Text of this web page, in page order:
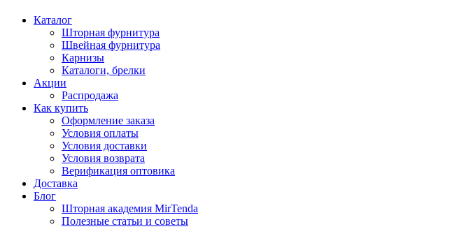
Каталог
Шторная фурнитура
Швейная фурнитура
Карнизы
Каталоги, брелки
Акции
Распродажа
Как купить
Оформление заказа
Условия оплаты
Условия доставки
Условия возврата
Верификация оптовика
Доставка
Блог
Шторная академия MirTenda
Полезные статьи и советы